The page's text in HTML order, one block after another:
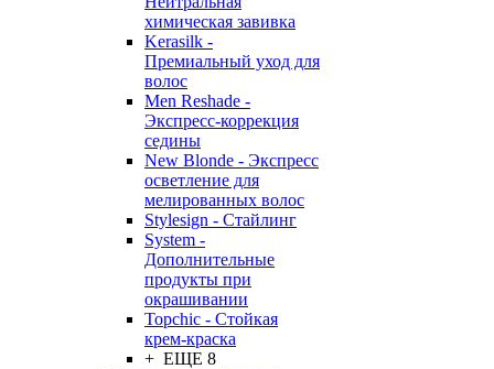
химическая завивка
Kerasilk -
Премиальный уход для
волос
Men Reshade -
Экспресс-коррекция
седины
New Blonde - Экспресс
осветление для
мелированных волос
Stylesign - Стайлинг
System -
Дополнительные
продукты при
окрашивании
Topchic - Стойкая
крем-краска
+ ЕЩЕ 8